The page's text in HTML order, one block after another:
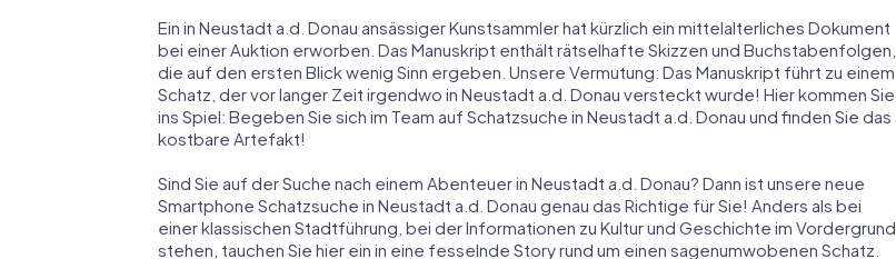
Ein in Neustadt a.d. Donau ansässiger Kunstsammler hat kürzlich ein mittelalterliches Dokument
bei einer Auktion erworben. Das Manuskript enthält rätselhafte Skizzen und Buchstabenfolgen,
die auf den ersten Blick wenig Sinn ergeben. Unsere Vermutung: Das Manuskript führt zu einem
Schatz, der vor langer Zeit irgendwo in Neustadt a.d. Donau versteckt wurde! Hier kommen Sie
ins Spiel: Begeben Sie sich im Team auf Schatzsuche in Neustadt a.d. Donau und finden Sie das
kostbare Artefakt!
Sind Sie auf der Suche nach einem Abenteuer in Neustadt a.d. Donau? Dann ist unsere neue
Smartphone Schatzsuche in Neustadt a.d. Donau genau das Richtige für Sie! Anders als bei
einer klassischen Stadtführung, bei der Informationen zu Kultur und Geschichte im Vordergrund
stehen, tauchen Sie hier ein in eine fesselnde Story rund um einen sagenumwobenen Schatz.